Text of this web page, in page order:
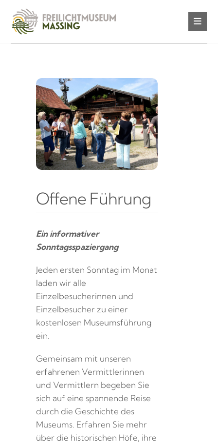
Offene Führung
Ein informativer
Sonntagsspaziergang
Jeden ersten Sonntag im Monat
laden wir alle
Einzelbesucherinnen und
Einzelbesucher zu einer
kostenlosen Museumsführung
ein.
Gemeinsam mit unseren
erfahrenen Vermittlerinnen
und Vermittlern begeben Sie
sich auf eine spannende Reise
durch die Geschichte des
Museums. Erfahren Sie mehr
über die historischen Höfe, ihre